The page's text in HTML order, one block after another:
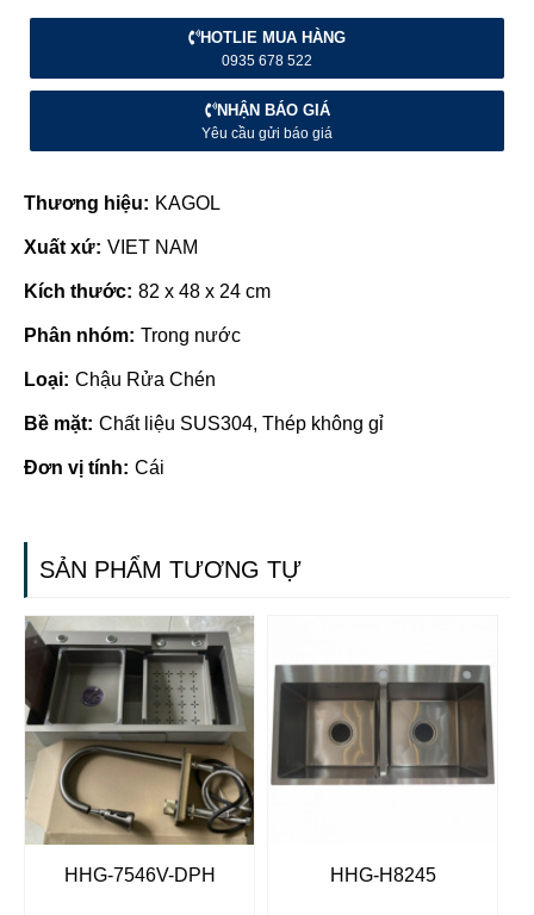
HOTLIE MUA HÀNG
0935 678 522
NHẬN BÁO GIÁ
Yêu cầu gửi báo giá
Thương hiệu: KAGOL
Xuất xứ: VIET NAM
Kích thước: 82 x 48 x 24 cm
Phân nhóm: Trong nước
Loại: Chậu Rửa Chén
Bề mặt: Chất liệu SUS304, Thép không gỉ
Đơn vị tính: Cái
SẢN PHẨM TƯƠNG TỰ
HHG-7546V-DPH HHG-H8245